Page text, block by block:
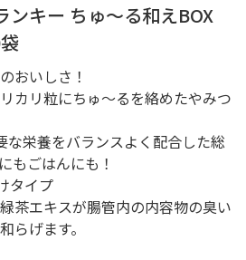
ンキー ちゅ～る和えBOX
おいしさ！
カリ粒にちゅ～るを絡めたやみつ
な栄養をバランスよく配合した総
もごはんにも！
タイプ
茶エキスが腸管内の内容物の臭い
らげます。